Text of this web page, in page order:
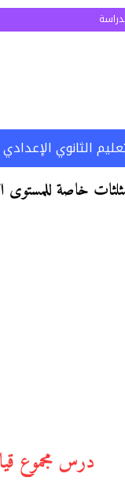
الثانوي الإعدادي
خاصة للمستوى
درس مجموع